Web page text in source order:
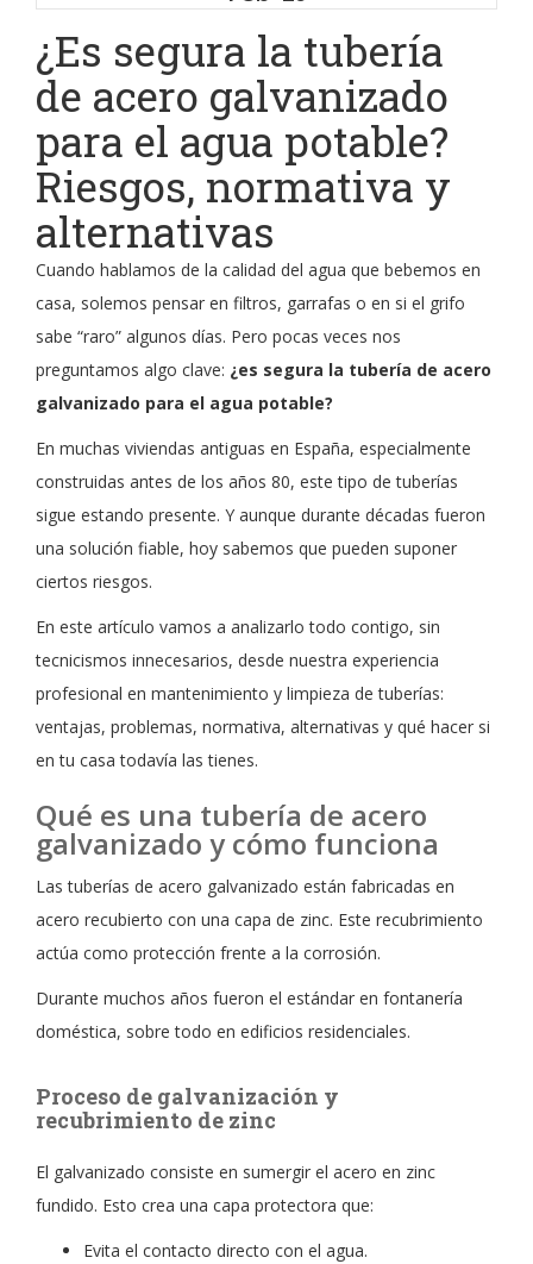
¿Es segura la tubería
de acero galvanizado
para el agua potable?
Riesgos, normativa y
alternativas
Cuando hablamos de la calidad del agua que bebemos en
casa, solemos pensar en filtros, garrafas o en si el grifo
sabe “raro” algunos días. Pero pocas veces nos
preguntamos algo clave: ¿es segura la tubería de acero
galvanizado para el agua potable?
En muchas viviendas antiguas en España, especialmente
construidas antes de los años 80, este tipo de tuberías
sigue estando presente. Y aunque durante décadas fueron
una solución fiable, hoy sabemos que pueden suponer
ciertos riesgos.
En este artículo vamos a analizarlo todo contigo, sin
tecnicismos innecesarios, desde nuestra experiencia
profesional en mantenimiento y limpieza de tuberías:
ventajas, problemas, normativa, alternativas y qué hacer si
en tu casa todavía las tienes.
Qué es una tubería de acero
galvanizado y cómo funciona
Las tuberías de acero galvanizado están fabricadas en
acero recubierto con una capa de zinc. Este recubrimiento
actúa como protección frente a la corrosión.
Durante muchos años fueron el estándar en fontanería
doméstica, sobre todo en edificios residenciales.
Proceso de galvanización y
recubrimiento de zinc
El galvanizado consiste en sumergir el acero en zinc
fundido. Esto crea una capa protectora que:
Evita el contacto directo con el agua.